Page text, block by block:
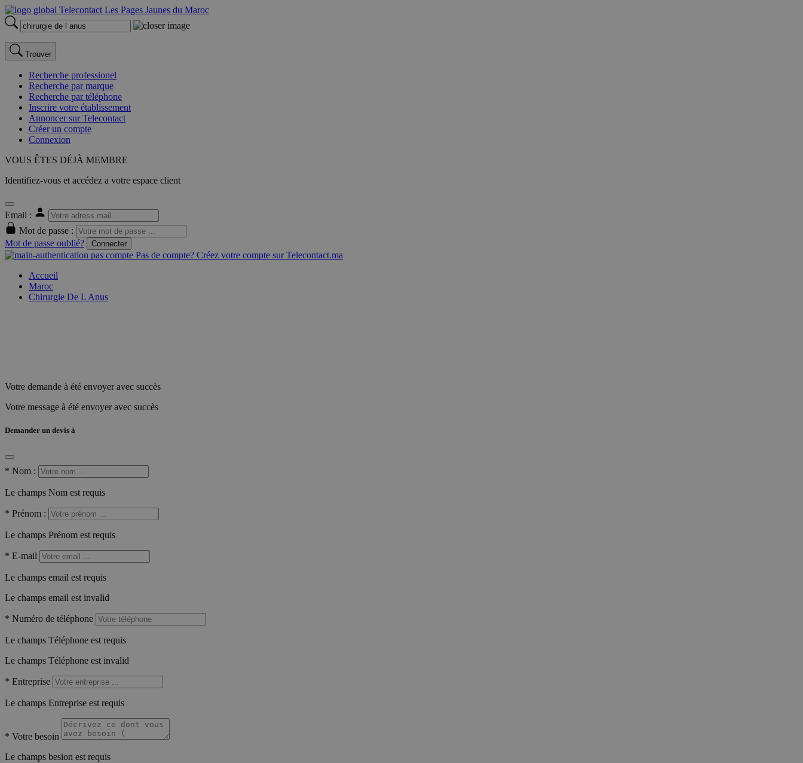
Trouver
Recherche professionel
Recherche par marque
Recherche par téléphone
Inscrire votre établissement
Annoncer sur Telecontact
Créer un compte
Connexion
VOUS ÊTES DÉJÀ MEMBRE
Identifiez-vous et accédez a votre espace client
Email :
Mot de passe :
Mot de passe oublié?
Connecter
Pas de compte? Créez votre compte sur Telecontact.ma
Accueil
Maroc
Chirurgie De L Anus
Votre demande à été envoyer avec succès
Votre message à été envoyer avec succès
Demander un devis à
* Nom :
Le champs Nom est requis
* Prénom :
Le champs Prénom est requis
* E-mail
Le champs email est requis
Le champs email est invalid
* Numéro de téléphone
Le champs Téléphone est requis
Le champs Téléphone est invalid
* Entreprise
Le champs Entreprise est requis
* Votre besoin
Le champs besion est requis